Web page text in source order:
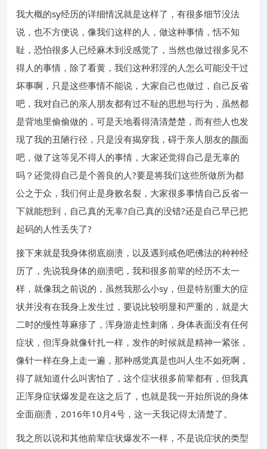
我大概的sy经历的详细情况就是这样了，有很多细节没法
说，也不方便说，像我们这样的人，做这种事情，恬不知
耻，恐怕很多人已经麻木到没感觉了，当然也做过很多见不
得人的事情，除了看黄，我们这种邪淫的人怎么可能没干过
坏事啊，只是这些事情不能说，大家自己也做过，自己反省
吧，我对自己的亲人朋友都有过不耻的思想与行为，虽然都
是背地里偷偷做的，可是天地看得清清楚楚，而有些人也发
现了我的丑陋行径，只是没有揭穿我，碍于亲人朋友的颜面
吧，做了这等见不得人的事情，大家还觉得自己是无辜的
吗？还觉得自己是个善良的人?要是将我们这些所做所为都
公之于众，我们何止是身败名裂，大家很多事情自己反省一
下就能想到，自己真的无辜?自己真的没错?还是自己早已把
起码的人性丢失了?
接下来就是我身体彻底崩溃，以及遇到戒色吧佛法的种种经
历了，先说我身体的崩溃吧，我和很多前辈的经历不太一
样，就像我之前说的，虽然我那么小sy，但是特别重大的症
状并没有在我身上发生过，要说比较明显和严重的，就是大
二时的慢性荨麻疹了，浑身游走性刺痛，身体表面没有任何
症状，但浑身就像针扎一样，发作的时候就是精神一紧张，
像针一样在身上走一遍，那种感觉真是也叫人生不如死啊，
得了就知道什么叫害怕了，这个症状很多前辈都有，但我真
正浑身症状爆发是在这之后了，也就是我一开始所说的身体
全面崩溃，2016年10月4号，这一天我记得太清楚了。
我之所以说和其他前辈症状爆发不一样，不是说症状的类型